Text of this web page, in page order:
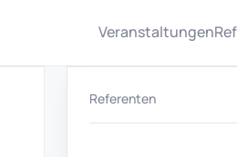
Veranstaltungen
Referenten